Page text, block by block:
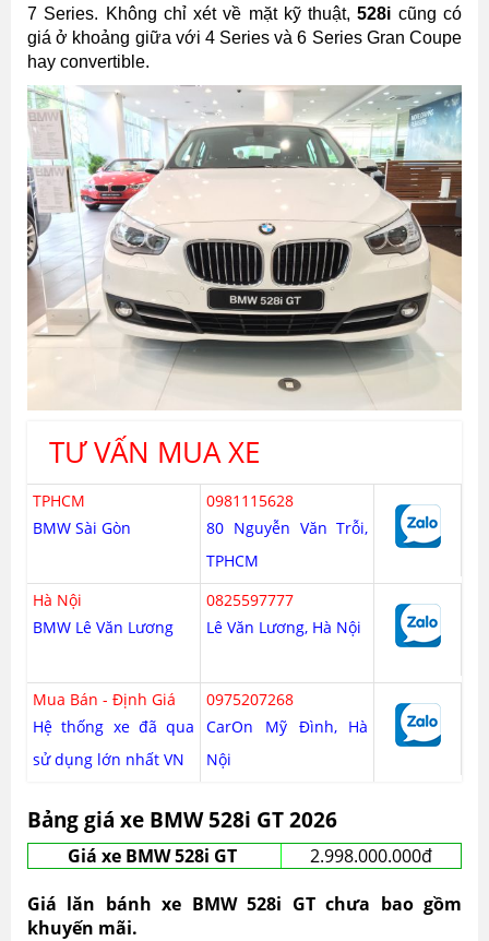
7 Series. Không chỉ xét về mặt kỹ thuật,528i cũng có
giá ở khoảng giữa với 4 Series và 6 Series Gran Coupe
hay convertible.
TƯ VẤN MUA XE
TPHCM
BMW Sài Gòn
0981115628
80 Nguyễn Văn Trỗi,
TPHCM
Hà Nội
BMW Lê Văn Lương
0825597777
Lê Văn Lương, Hà Nội
Mua Bán - Định Giá
Hệ thống xe đã qua
sử dụng lớn nhất VN
0975207268
CarOn Mỹ Đình, Hà
Nội
Bảng giá xe BMW 528i GT 2026
Giá xe BMW 528i GT
2.998.000.000đ
Giá lăn bánh xe BMW 528i GT chưa bao gồm
khuyến mãi.